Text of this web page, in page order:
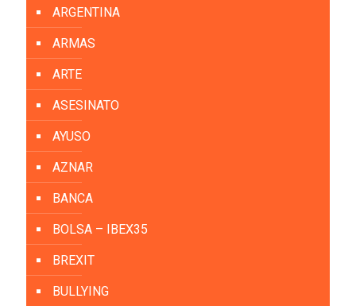
ARGENTINA
ARMAS
ARTE
ASESINATO
AYUSO
AZNAR
BANCA
BOLSA – IBEX35
BREXIT
BULLYING